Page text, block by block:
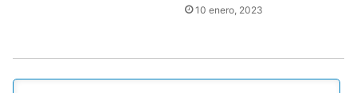
10 enero, 2023